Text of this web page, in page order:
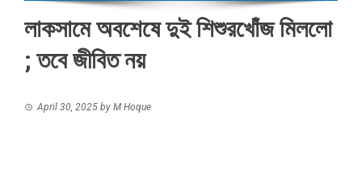
লাকসামে অবশেষে দুই শিশুরখোঁজ মিললো
; তবে জীবিত নয়
April 30, 2025 by M Hoque